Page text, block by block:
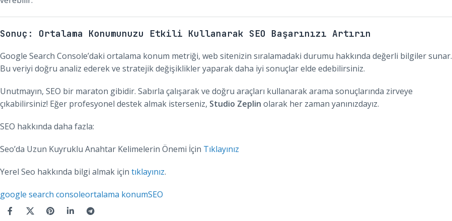
Sonuç: Ortalama Konumunuzu Etkili Kullanarak SEO Başarınızı Artırın
Google Search Console’daki ortalama konum metriği, web sitenizin sıralamadaki durumu hakkında değerli bilgiler sunar.
Bu veriyi doğru analiz ederek ve stratejik değişiklikler yaparak daha iyi sonuçlar elde edebilirsiniz.
Unutmayın, SEO bir maraton gibidir. Sabırla çalışarak ve doğru araçları kullanarak arama sonuçlarında zirveye
çıkabilirsiniz! Eğer profesyonel destek almak isterseniz, Studio Zeplin olarak her zaman yanınızdayız.
SEO hakkında daha fazla:
Seo’da Uzun Kuyruklu Anahtar Kelimelerin Önemi İçin Tıklayınız
Yerel Seo hakkında bilgi almak için tıklayınız.
google search consoleortalama konumSEO